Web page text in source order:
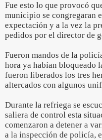
Fue esto lo que provocó
municipio se congregaran
expectación y a la vez la
pedidos por el director de
Fueron mandos de la
hora ya habían bloqueado
fueron liberados los tres
altercados con algunos
Durante la refriega se
saliera de control esta
comenzaron a detener a
a la inspección de policía,